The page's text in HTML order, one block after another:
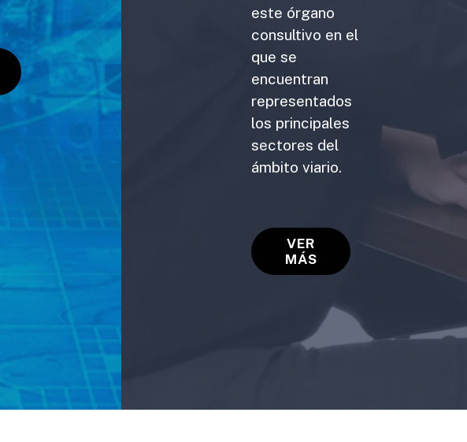
este órgano
consultivo en el
que se
encuentran
representados
los principales
sectores del
ámbito viario.
VER
MÁS